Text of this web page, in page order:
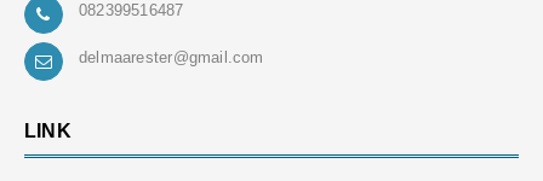
082399516487
delmaarester@gmail.com
LINK